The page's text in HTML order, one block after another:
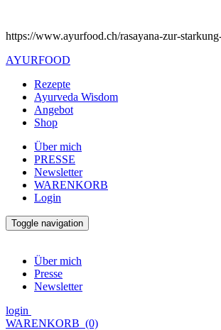
https://www.ayurfood.ch/rasayana-zur-
AYURFOOD
Rezepte
Ayurveda Wisdom
Angebot
Shop
Über mich
PRESSE
Newsletter
WARENKORB
Login
Toggle navigation
Über mich
Presse
Newsletter
login
WARENKORB (0)